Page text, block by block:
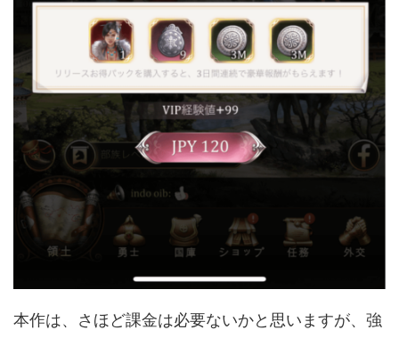
本作は、さほど課金は必要ないかと思いますが、強